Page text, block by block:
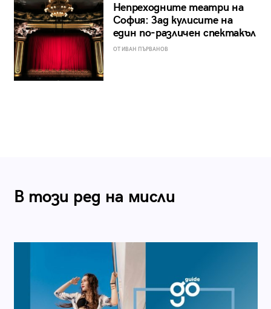
Непреходните театри на
София: Зад кулисите на
един по-различен спектакъл
ОТ ИВАН ПЪРВАНОВ
В този ред на мисли